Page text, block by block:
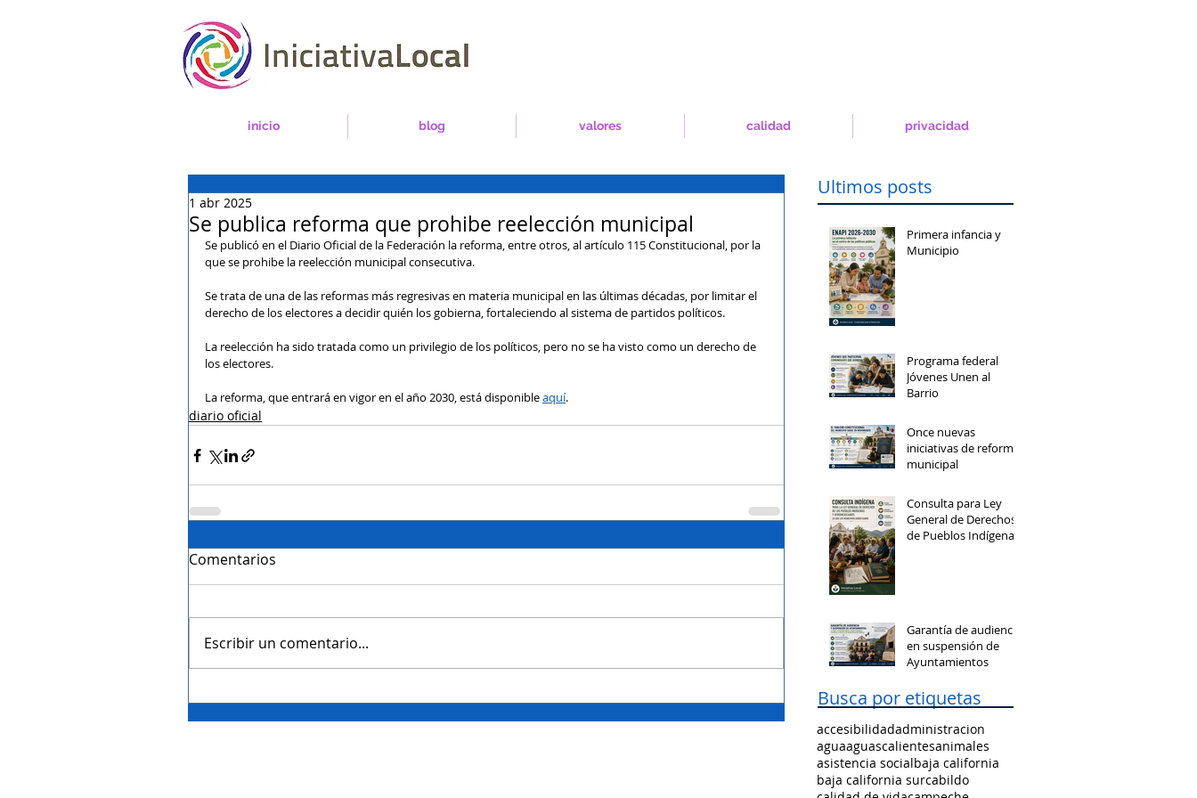
inicio blog valores calidad privacidad
Se publica reforma que prohibe reelección municipal
1 abr 2025
Se publicó en el Diario Oficial de la Federación la reforma, entre otros, al artículo 115 Constitucional, por la
que se prohibe la reelección municipal consecutiva.
Se trata de una de las reformas más regresivas en materia municipal en las últimas décadas, por limitar el
derecho de los electores a decidir quién los gobierna, fortaleciendo al sistema de partidos políticos.
La reelección ha sido tratada como un privilegio de los políticos, pero no se ha visto como un derecho de
los electores.
La reforma, que entrará en vigor en el año 2030, está disponible aquí.
diario oficial
Comentarios
Escribir un comentario...
Ultimos posts
Primera infancia y
Municipio
Programa federal
Jóvenes Unen al
Barrio
Once nuevas
iniciativas de reforma
municipal
Consulta para Ley
General de Derechos
de Pueblos Indígenas
Garantía de audiencia
en suspensión de
Ayuntamientos
Busca por etiquetas
accesibilidadadministracion
aguaaguascalientesanimales
asistencia socialbaja california
baja california surcabildo